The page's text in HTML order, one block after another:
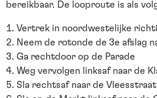
bereikbaar. De looproute is als
Vertrek in noordwestelijke
Neem de rotonde de 3e afslag
Ga rechtdoor op de Parade
Weg vervolgen linksaf naar de
Sla rechtsaf naar de Vleesstraat